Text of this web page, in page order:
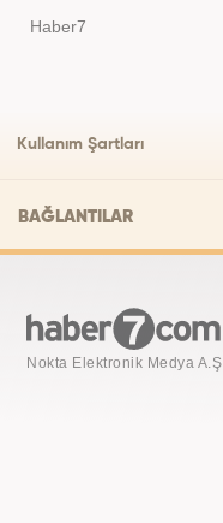
Haber7
Kullanım Şartları
BAĞLANTILAR
Nokta Elektronik Medya A.Ş.